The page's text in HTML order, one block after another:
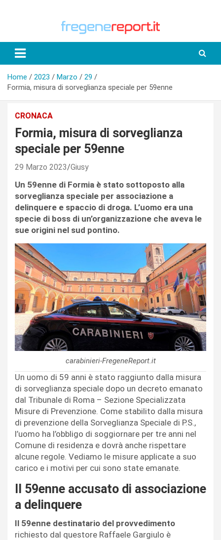
Home 2023 Marzo
29
Formia, misura di sorveglianza speciale per 59enne
CRONACA
Formia, misura di sorveglianza
speciale per 59enne
29 Marzo 2023 Giusy
Un 59enne di Formia è stato sottoposto alla
sorveglianza speciale per associazione a
delinquere e spaccio di droga. L’uomo era una
specie di boss di un’organizzazione che aveva le
sue origini nel sud pontino.
carabinieri-FregeneReport.it
Un uomo di 59 anni è stato raggiunto dalla misura
di sorveglianza speciale dopo un decreto emanato
dal Tribunale di Roma – Sezione Specializzata
Misure di Prevenzione. Come stabilito dalla misura
di prevenzione della Sorveglianza Speciale di P.S.,
l’uomo ha l’obbligo di soggiornare per tre anni nel
Comune di residenza e dovrà anche rispettare
alcune regole. Vediamo le misure applicate a suo
carico e i motivi per cui sono state emanate.
Il 59enne accusato di associazione
a delinquere
Il 59enne destinatario del provvedimento
richiesto dal questore Raffaele Gargiulo è